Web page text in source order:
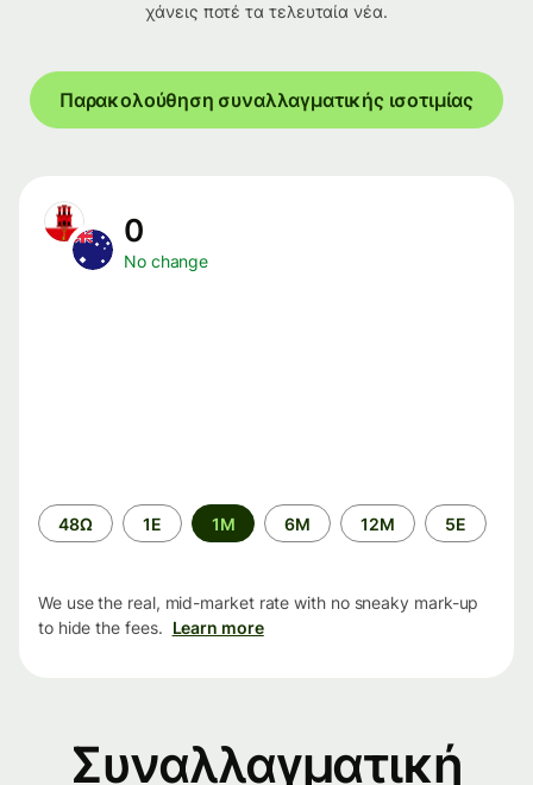
χάνεις ποτέ τα τελευταία νέα.
Παρακολούθηση συναλλαγματικής ισοτιμίας
0
No change
Time
period
48Ω 1Ε 1M 6M 12M 5Ε
We use the real, mid-market rate with no sneaky mark-up
to hide the fees. Learn more
Συναλλαγματική